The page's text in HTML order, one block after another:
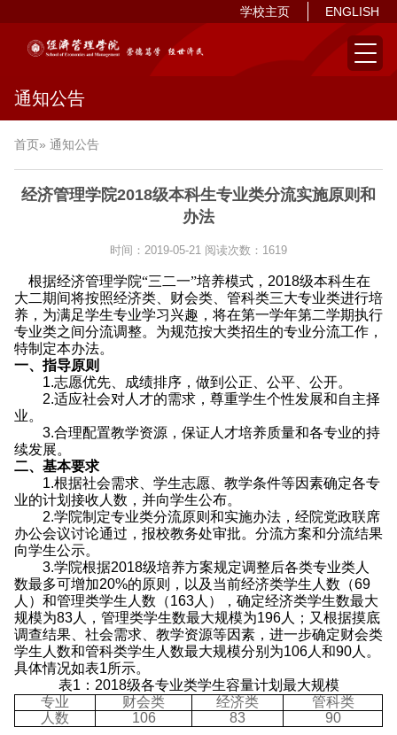
ENGLISH
学校主页
通知公告
首页» 通知公告
经济管理学院2018级本科生专业类分流实施原则和
办法
时间：2019-05-21 阅读次数： 1619
根据经济管理学院“三二一”培养模式， 2018级本科生在
大二期间将按照经济类、财会类、管科类三大专业类进行培
养，为满足学生专业学习兴趣，将在第一学年第二学期执行
专业类之间分流调整。 为规范按大类招生的专业分流工作，
特制定本办法。
一、指导原则
1.志愿优先、成绩排序，做到公正、公平、公开。
2.适应社会对人才的需求，尊重学生个性发展和自主择
业。
3.合理配置教学资源，保证人才培养质量和各专业的持
续发展。
二、基本要求
1.根据社会需求、学生志愿、教学条件等因素确定各专
业的计划接收人数，并向学生公布。
2.学院制定专业类分流原则和实施办法，经院党政联席
办公会议讨论通过，报校教务处审批。分流方案和分流结果
向学生公示。
3.学院根据2018级培养方案规定调整后各类专业类人
数最多可增加20%的原则，以及当前经济类学生人数（69
人）和管理类学生人数（163人），确定经济类学生数最大
规模为83人，管理类学生数最大规模为196人；又根据摸底
调查结果、社会需求、教学资源等因素，进一步确定财会类
学生人数和管科类学生人数最大规模分别为106人和90人。
具体情况如表1所示。
表1 ： 2018级各专业类学生容量计划最大规模
专业
财会类 经济类
管科类
人数
106 83
90